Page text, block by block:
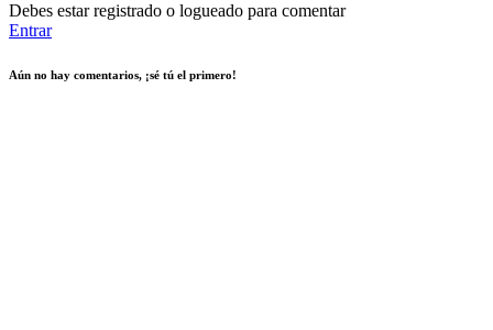
Debes estar registrado o logueado para comentar
Entrar
Aún no hay comentarios, ¡sé tú el primero!